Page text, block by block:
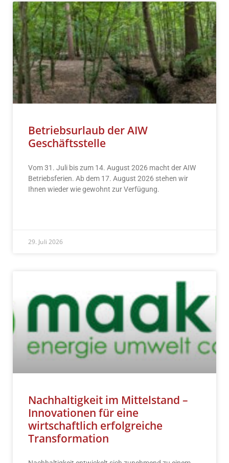
Betriebsurlaub der AIW
Geschäftsstelle
Vom 31. Juli bis zum 14. August 2026 macht der AIW
Betriebsferien. Ab dem 17. August 2026 stehen wir
Ihnen wieder wie gewohnt zur Verfügung.
29. Juli 2026
Nachhaltigkeit im Mittelstand –
Innovationen für eine
wirtschaftlich erfolgreiche
Transformation